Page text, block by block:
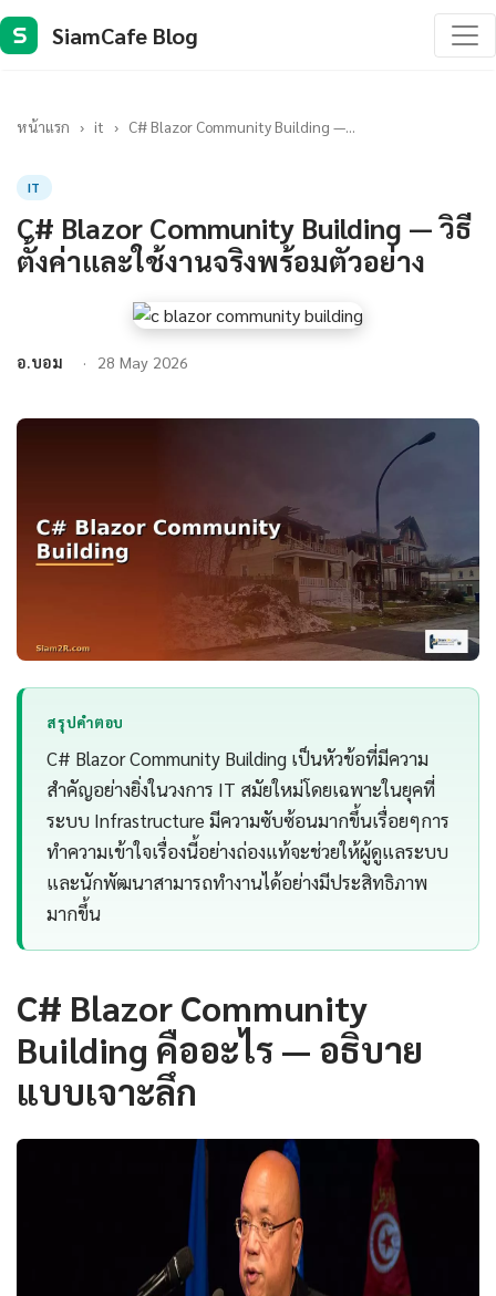
S SiamCafe Blog
หน้าแรก › it › C# Blazor Community Building —...
IT
C# Blazor Community Building — วิธี
ตั้งค่าและใช้งานจริงพร้อมตัวอย่าง
อ.บอม 28 May 2026
สรุปคำตอบ
C# Blazor Community Building เป็นหัวข้อที่มีความ
สำคัญอย่างยิ่งในวงการ IT สมัยใหม่โดยเฉพาะในยุคที่
ระบบ Infrastructure มีความซับซ้อนมากขึ้นเรื่อยๆการ
ทำความเข้าใจเรื่องนี้อย่างถ่องแท้จะช่วยให้ผู้ดูแลระบบ
และนักพัฒนาสามารถทำงานได้อย่างมีประสิทธิภาพ
มากขึ้น
C# Blazor Community
Building คืออะไร — อธิบาย
แบบเจาะลึก